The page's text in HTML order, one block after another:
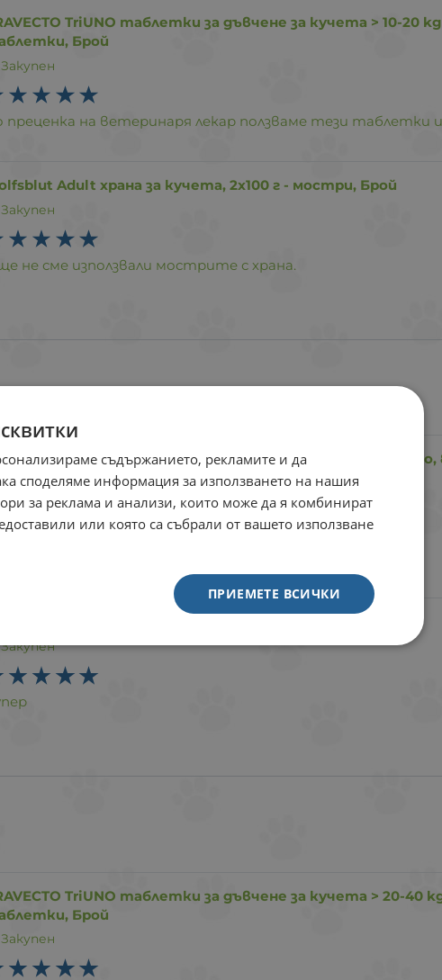
TriUNO таблетки за дъвчене за кучета > 10-20
Брой
Закупен
преценка на ветеринаря лекар ползваме тези таблетки
Adult храна за кучета, 2х100 г - мостри, Брой
Закупен
не сме използвали мострите с храна.
пръчици Cani Pro Avocado Dental Sticks с авокадо,
Закупен
Закупен
TriUNO таблетки за дъвчене за кучета > 20-40
Брой
Закупен
съдържанието, рекламите и да
споделяме информация за използването на нашия
за реклама и анализи, които може да я комбинират
или която са събрали от вашето използване
ПРИЕМЕТЕ ВСИЧКИ